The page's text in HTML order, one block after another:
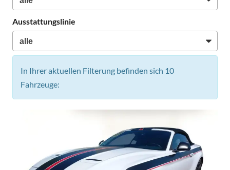
Ausstattungslinie
In Ihrer aktuellen Filterung befinden sich 10
Fahrzeuge: